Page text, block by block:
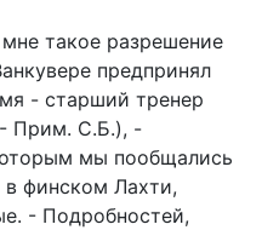
такое разрешение
предпринял
- старший тренер
Прим. С.Б.), -
мы пообщались
в финском Лахти,
- Подробностей,